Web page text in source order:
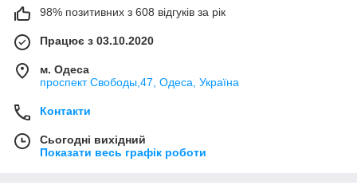
98% позитивних з 608 відгуків за рік
Працює з 03.10.2020
м. Одеса
проспект Свободы,47, Одеса, Україна
Контакти
Сьогодні вихідний
Показати весь графік роботи